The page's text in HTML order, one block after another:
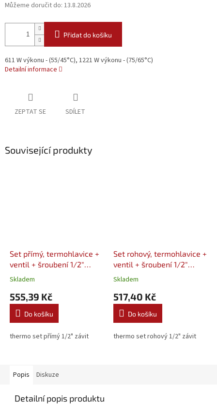
Můžeme doručit do: 13.8.2026
Přidat do košíku
611 W výkonu - (55/45°C), 1221 W výkonu - (75/65°C)
Detailní informace
ZEPTAT SE SDÍLET
Související produkty
Set přímý, termohlavice +
ventil + šroubení 1/2"
VALVEX
Skladem
555,39 Kč
Do košíku
thermo set přímý 1/2" závit
Set rohový, termohlavice +
ventil + šroubení 1/2"
VALVEX
Skladem
517,40 Kč
Do košíku
thermo set rohový 1/2" závit
Popis Diskuze
Detailní popis produktu